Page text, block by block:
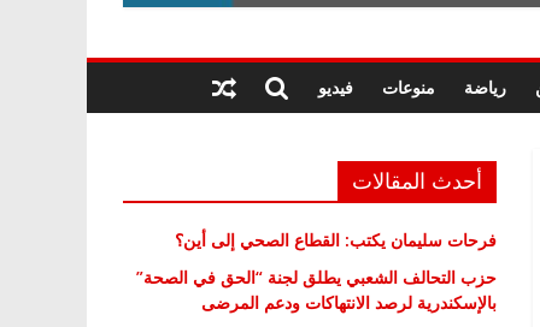
رياضة منوعات فيديو
أحدث المقالات
فرحات سليمان يكتب: القطاع الصحي إلى أين؟
حزب التحالف الشعبي يطلق لجنة “الحق في الصحة”
بالإسكندرية لرصد الانتهاكات ودعم المرضى